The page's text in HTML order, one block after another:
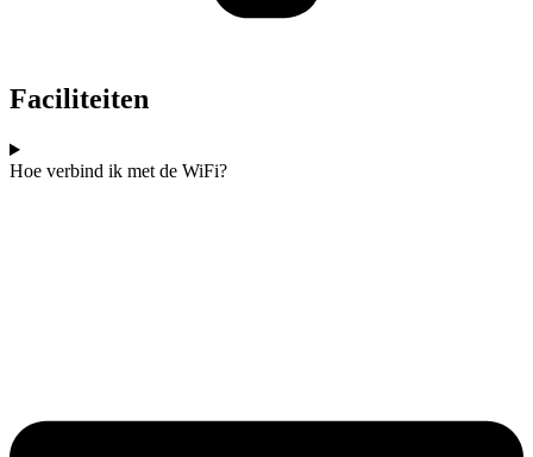
Faciliteiten
Hoe verbind ik met de WiFi?